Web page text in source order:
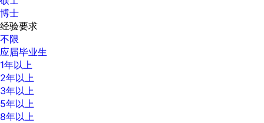
博士
经验要求
不限
应届毕业生
1年以上
2年以上
3年以上
5年以上
8年以上